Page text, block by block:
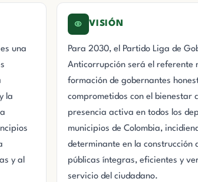
una
la
y al
VISIÓN
Para 2030, el Partido Liga de
Anticorrupción será el referente
formación de gobernantes
comprometidos con el bienestar
presencia activa en todos los
municipios de Colombia,
determinante en la construcción
públicas íntegras, eficientes y
servicio del ciudadano.